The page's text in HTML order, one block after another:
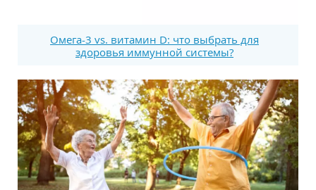
Омега-3 vs. витамин D: что выбрать для
здоровья иммунной системы?